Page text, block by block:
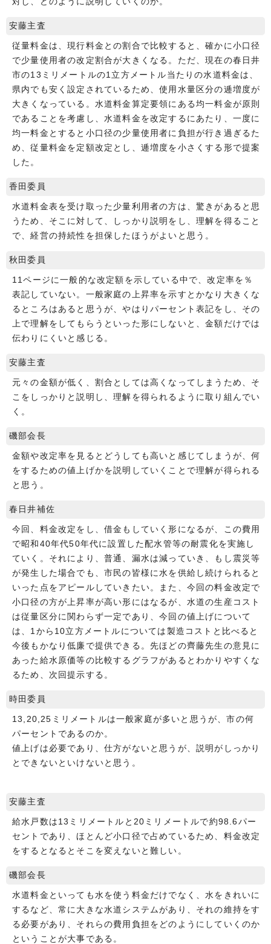
安藤主査
従量料金は、現行料金との割合で比較すると、確かに小口径
で少量使用者の改定割合が大きくなる。ただ、現在の春日井
市の13ミリメートルの1立方メートル当たりの水道料金は、
県内でも安く設定されているため、使用水量区分の逓増度が
大きくなっている。水道料金算定要領にある均一料金が原則
であることを考慮し、水道料金を改定するにあたり、一度に
均一料金とすると小口径の少量使用者に負担が行き過ぎるた
め、従量料金を定額改定とし、逓増度を小さくする形で提案
した。
香田委員
水道料金表を受け取った少量利用者の方は、驚きがあると思
うため、そこに対して、しっかり説明をし、理解を得ること
で、経営の持続性を担保したほうがよいと思う。
秋田委員
11ページに一般的な改定額を示している中で、改定率を％
表記していない。一般家庭の上昇率を示すとかなり大きくな
るところはあると思うが、やはりパーセント表記をし、その
上で理解をしてもらうといった形にしないと、金額だけでは
伝わりにくいと感じる。
安藤主査
元々の金額が低く、割合としては高くなってしまうため、そ
こをしっかりと説明し、理解を得られるように取り組んでい
く。
磯部会長
金額や改定率を見るとどうしても高いと感じてしまうが、何
をするための値上げかを説明していくことで理解が得られる
と思う。
春日井補佐
今回、料金改定をし、借金もしていく形になるが、この費用
で昭和40年代50年代に設置した配水管等の耐震化を実施し
ていく。それにより、普通、漏水は減っていき、もし震災等
が発生した場合でも、市民の皆様に水を供給し続けられると
いった点をアピールしていきたい。また、今回の料金改定で
小口径の方が上昇率が高い形にはなるが、水道の生産コスト
は従量区分に関わらず一定であり、今回の値上げについて
は、1から10立方メートルについては製造コストと比べると
今後もかなり低廉で提供できる。先ほどの齊藤先生の意見に
あった給水原価等の比較するグラフがあるとわかりやすくな
るため、次回提示する。
時田委員
13,20,25ミリメートルは一般家庭が多いと思うが、市の何
パーセントであるのか。
値上げは必要であり、仕方がないと思うが、説明がしっかり
とできないといけないと思う。
安藤主査
給水戸数は13ミリメートルと20ミリメートルで約98.6パー
セントであり、ほとんど小口径で占めているため、料金改定
をするとなるとそこを変えないと難しい。
磯部会長
水道料金といっても水を使う料金だけでなく、水をきれいに
するなど、常に大きな水道システムがあり、それの維持をす
る必要があり、それらの費用負担をどのようにしていくのか
ということが大事である。